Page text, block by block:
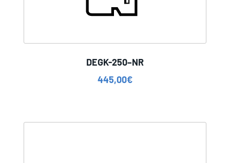
DEGK-250–NR
445,00€